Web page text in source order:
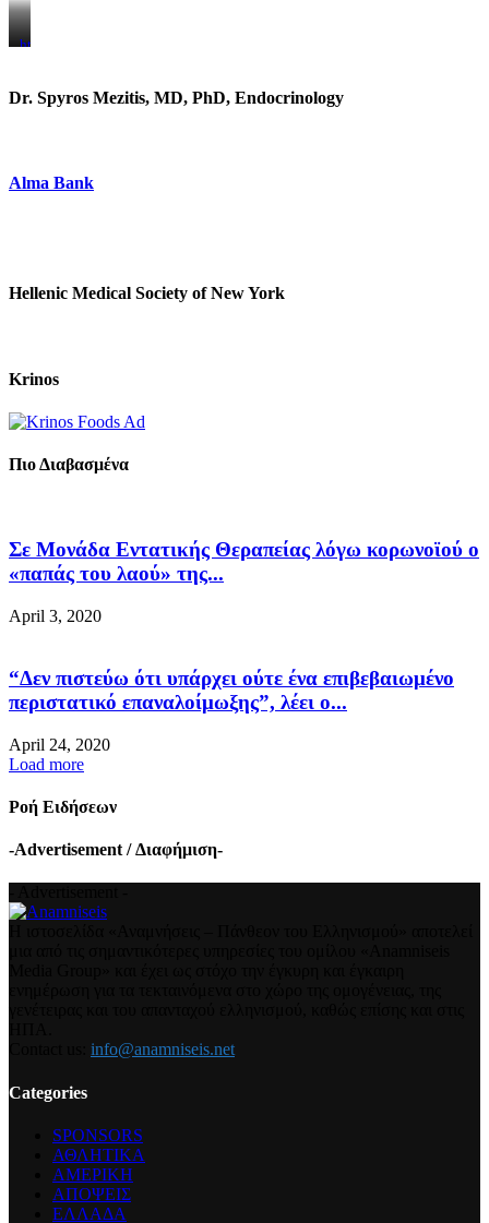
https://www.unitedbrothersfruitmarkets.com/
https://www.unitedbrothersfruitmarkets.com/
Dr. Spyros Mezitis, MD, PhD, Endocrinology
Alma Bank
Hellenic Medical Society of New York
Krinos
Πιο Διαβασμένα
Σε Μονάδα Εντατικής Θεραπείας λόγω κορωνοϊού ο
«παπάς του λαού» της...
April 3, 2020
“Δεν πιστεύω ότι υπάρχει ούτε ένα επιβεβαιωμένο
περιστατικό επαναλοίμωξης”, λέει ο...
April 24, 2020
Load more
Ροή Ειδήσεων
-Advertisement / Διαφήμιση-
info@anamniseis.net
Categories
SPONSORS
ΑΘΛΗΤΙΚΑ
ΑΜΕΡΙΚΗ
ΑΠΟΨΕΙΣ
ΕΛΛΑΔΑ